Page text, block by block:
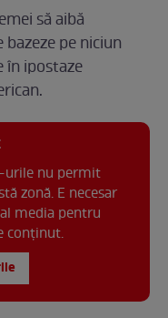
să aibă
bazeze pe niciun
în ipostaze
urile nu permit
zonă. E necesar
media pentru
conținut.